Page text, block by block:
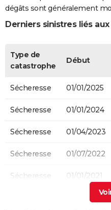
dégâts sont généralement
Derniers sinistres liés
Type de
catastrophe
Début
Sécheresse 01/01/2025
Sécheresse 01/01/2024
Sécheresse 01/04/2023
Sécheresse 01/07/2022
Sécheresse 01/01/2021